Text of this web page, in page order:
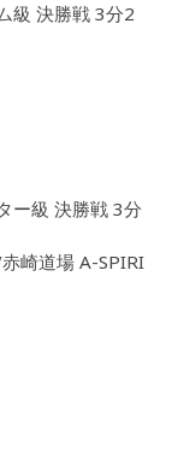
級 決勝戦 3分2
ー級 決勝戦 3分
崎道場 A-SPIRI